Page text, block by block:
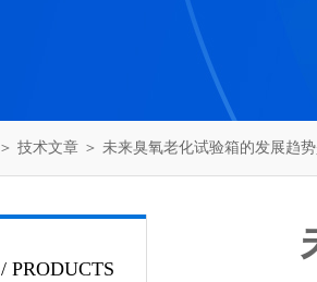
＞ 技术文章 ＞ 未来臭氧老化试验箱的发展趋
/ PRODUCTS